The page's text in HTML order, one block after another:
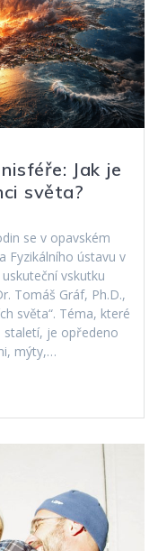
Jak je
světa?
se v opavském
Fyzikálního ústavu v
vskutku
Tomáš Gráf, Ph.D.,
světa“. Téma, které
staletí, je opředeno
mýty,…